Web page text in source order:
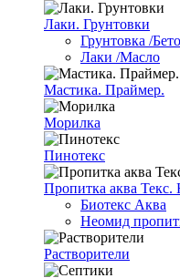
Лаки. Грунтовки
Грунтовка /
Лаки /Масло
Мастика. Праймер.
Морилка
Пинотекс
Пропитка аква Текс.
Биотекс Аква
Неомид
Растворители